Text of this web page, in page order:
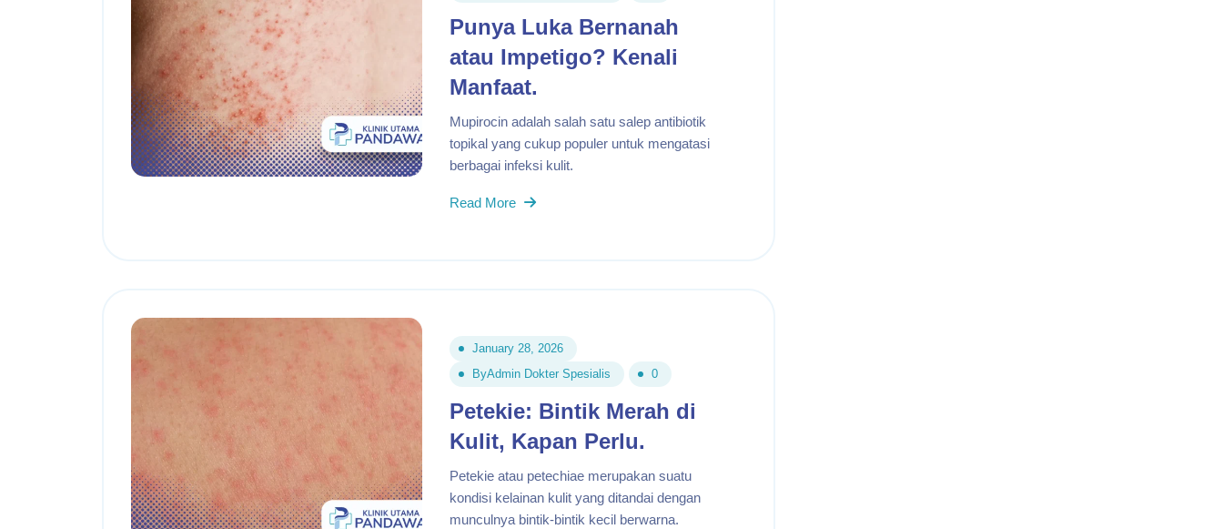
Punya Luka Bernanah
atau Impetigo? Kenali
Manfaat.
Mupirocin adalah salah satu salep antibiotik
topikal yang cukup populer untuk mengatasi
berbagai infeksi kulit.
Read More
January 28, 2026
ByAdmin Dokter Spesialis 0
Petekie: Bintik Merah di
Kulit, Kapan Perlu.
Petekie atau petechiae merupakan suatu
kondisi kelainan kulit yang ditandai dengan
munculnya bintik-bintik kecil berwarna.